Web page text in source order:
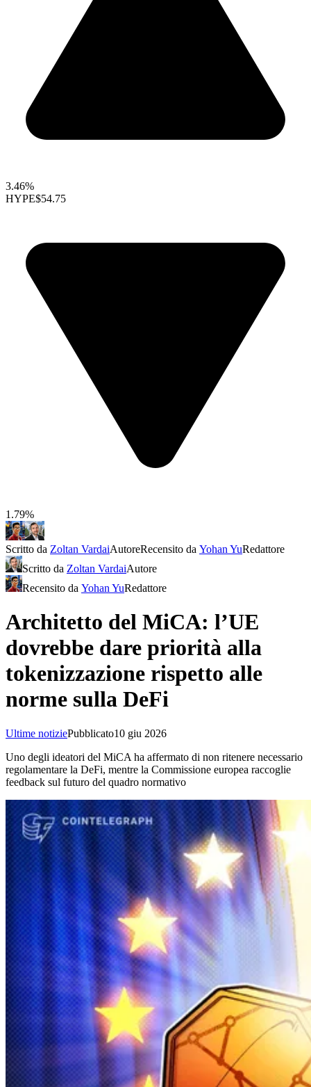
3.46%
HYPE$54.75
1.79%
Scritto da Zoltan VardaiAutoreRecensito da Yohan YuRedattore
Scritto da Zoltan VardaiAutore
Recensito da Yohan YuRedattore
Architetto del MiCA: l’UE
dovrebbe dare priorità alla
tokenizzazione rispetto alle
norme sulla DeFi
Ultime notiziePubblicato10 giu 2026
Uno degli ideatori del MiCA ha affermato di non ritenere necessario
regolamentare la DeFi, mentre la Commissione europea raccoglie
feedback sul futuro del quadro normativo